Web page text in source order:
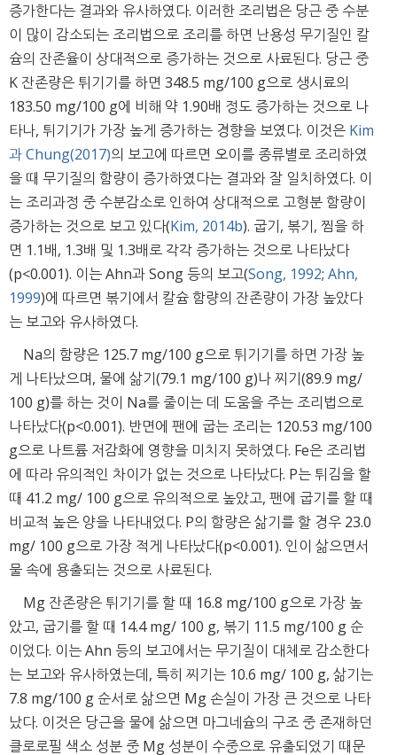
증가한다는 결과와 유사하였다. 이러한 조리법은 당근 중 수분
이 많이 감소되는 조리법으로 조리를 하면 난용성 무기질인 칼
슘의 잔존율이 상대적으로 증가하는 것으로 사료된다. 당근 중
K 잔존량은 튀기기를 하면 348.5 mg/100 g으로 생시료의
183.50 mg/100 g에 비해 약 1.90배 정도 증가하는 것으로 나
타나, 튀기기가 가장 높게 증가하는 경향을 보였다. 이것은 Kim
과 Chung(2017)의 보고에 따르면 오이를 종류별로 조리하였
을 때 무기질의 함량이 증가하였다는 결과와 잘 일치하였다. 이
는 조리과정 중 수분감소로 인하여 상대적으로 고형분 함량이
증가하는 것으로 보고 있다(Kim, 2014b). 굽기, 볶기, 찜을 하
면 1.1배, 1.3배 및 1.3배로 각각 증가하는 것으로 나타났다
(p<0.001). 이는 Ahn과 Song 등의 보고(Song, 1992; Ahn,
1999)에 따르면 볶기에서 칼슘 함량의 잔존량이 가장 높았다
는 보고와 유사하였다.
Na의 함량은 125.7 mg/100 g으로 튀기기를 하면 가장 높
게 나타났으며, 물에 삶기(79.1 mg/100 g)나 찌기(89.9 mg/
100 g)를 하는 것이 Na를 줄이는 데 도움을 주는 조리법으로
나타났다(p<0.001). 반면에 팬에 굽는 조리는 120.53 mg/100
g으로 나트륨 저감화에 영향을 미치지 못하였다. Fe은 조리법
에 따라 유의적인 차이가 없는 것으로 나타났다. P는 튀김을 할
때 41.2 mg/ 100 g으로 유의적으로 높았고, 팬에 굽기를 할 때
비교적 높은 양을 나타내었다. P의 함량은 삶기를 할 경우 23.0
mg/ 100 g으로 가장 적게 나타났다(p<0.001). 인이 삶으면서
물 속에 용출되는 것으로 사료된다.
Mg 잔존량은 튀기기를 할 때 16.8 mg/100 g으로 가장 높
았고, 굽기를 할 때 14.4 mg/ 100 g, 볶기 11.5 mg/100 g 순
이었다. 이는 Ahn 등의 보고에서는 무기질이 대체로 감소한다
는 보고와 유사하였는데, 특히 찌기는 10.6 mg/ 100 g, 삶기는
7.8 mg/100 g 순서로 삶으면 Mg 손실이 가장 큰 것으로 나타
났다. 이것은 당근을 물에 삶으면 마그네슘의 구조 중 존재하던
클로로필 색소 성분 중 Mg 성분이 수중으로 유출되었기 때문